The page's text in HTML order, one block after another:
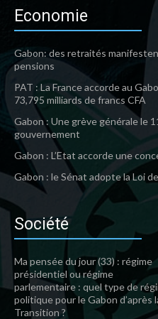
Economie
Gabon: des retraités
pensions
PAT : La France accorde au
73,795 milliards de francs CFA
Gabon : Une grève générale le
gouvernement
Gabon : L’Etat accorde une
Gabon : le Sénat adopte la Loi
Société
Ma pensée du jour (33) : régime
présidentiel ou régime
parlementaire : quel type de
politique pour le Gabon d’après
Transition ?